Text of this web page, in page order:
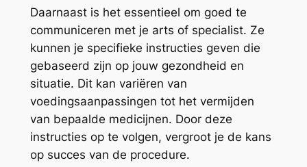
Daarnaast is het essentieel om goed te
communiceren met je arts of specialist. Ze
kunnen je specifieke instructies geven die
gebaseerd zijn op jouw gezondheid en
situatie. Dit kan variëren van
voedingsaanpassingen tot het vermijden
van bepaalde medicijnen. Door deze
instructies op te volgen, vergroot je de kans
op succes van de procedure.